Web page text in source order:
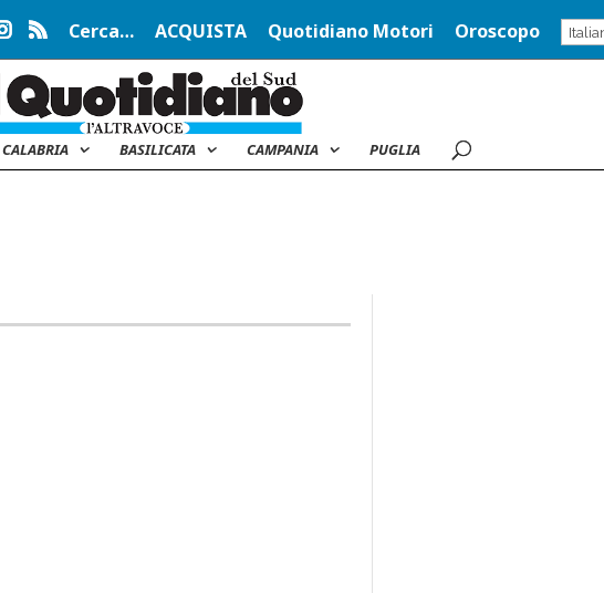
Cerca… ACQUISTA Quotidiano Motori Oroscopo
CALABRIA BASILICATA CAMPANIA PUGLIA